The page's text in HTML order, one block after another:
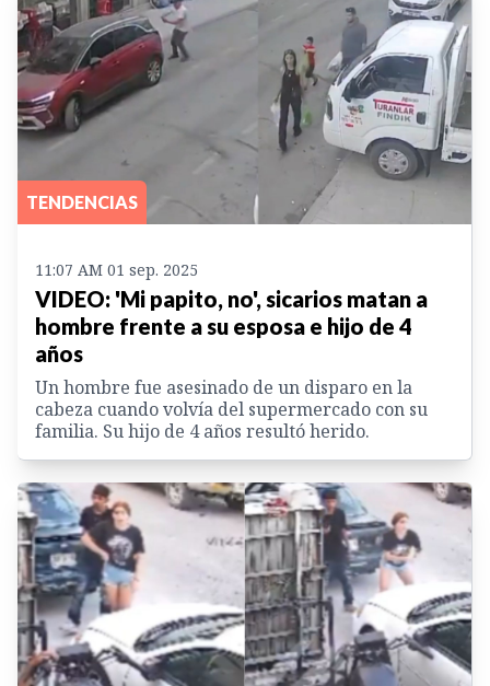
TENDENCIAS
11:07 AM 01 sep. 2025
VIDEO: 'Mi papito, no', sicarios matan a
hombre frente a su esposa e hijo de 4
años
Un hombre fue asesinado de un disparo en la
cabeza cuando volvía del supermercado con su
familia. Su hijo de 4 años resultó herido.